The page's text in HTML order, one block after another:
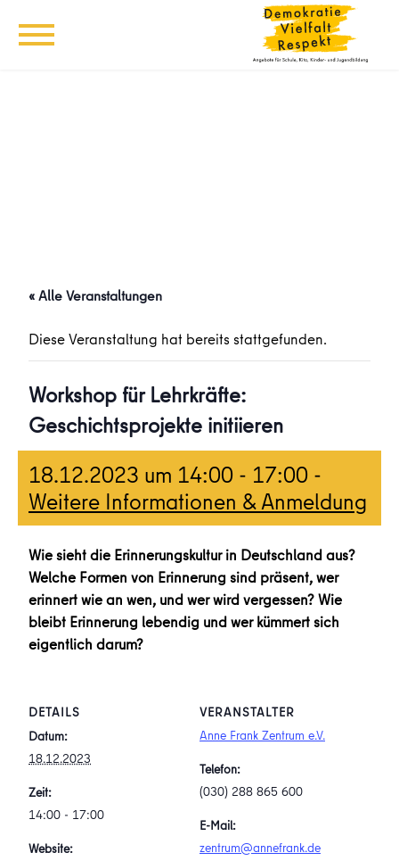
« Alle Veranstaltungen
Diese Veranstaltung hat bereits stattgefunden.
Workshop für Lehrkräfte:
Geschichtsprojekte initiieren
18.12.2023 um 14:00 - 17:00 -
Weitere Informationen & Anmeldung
Wie sieht die Erinnerungskultur in Deutschland aus?
Welche Formen von Erinnerung sind präsent, wer
erinnert wie an wen, und wer wird vergessen? Wie
bleibt Erinnerung lebendig und wer kümmert sich
eigentlich darum?
DETAILS
Datum:
18.12.2023
Zeit:
14:00 - 17:00
Website:
VERANSTALTER
Anne Frank Zentrum e.V.
Telefon:
(030) 288 865 600
E-Mail:
zentrum@annefrank.de